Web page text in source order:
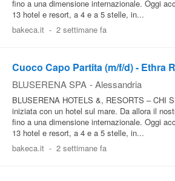
fino a una dimensione internazionale. Oggi
13 hotel e resort, a 4 e a 5 stelle, in...
bakeca.it - 2 settimane fa
Cuoco Capo Partita (m/f/d) - Ethra
BLUSERENA SPA - Alessandria
BLUSERENA HOTELS &, RESORTS – CHI
iniziata con un hotel sul mare. Da allora il
fino a una dimensione internazionale. Oggi
13 hotel e resort, a 4 e a 5 stelle, in...
bakeca.it - 2 settimane fa